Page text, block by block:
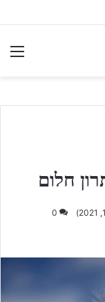
חלום
0